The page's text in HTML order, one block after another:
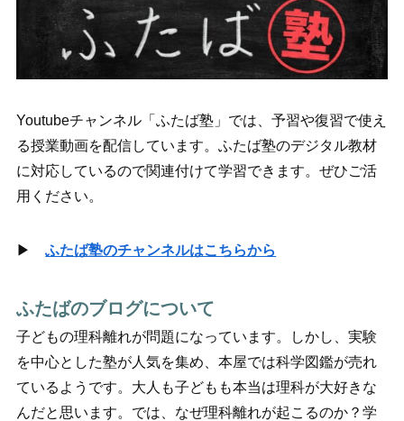
Youtubeチャンネル「ふたば塾」では、予習や復習で使え
る授業動画を配信しています。ふたば塾のデジタル教材
に対応しているので関連付けて学習できます。ぜひご活
用ください。
▶ふたば塾のチャンネルはこちらから
ふたばのブログについて
子どもの理科離れが問題になっています。しかし、実験
を中心とした塾が人気を集め、本屋では科学図鑑が売れ
ているようです。大人も子どもも本当は理科が大好きな
んだと思います。では、なぜ理科離れが起こるのか？学